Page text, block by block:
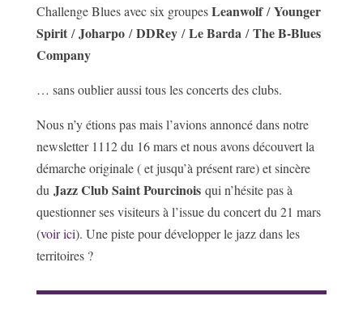
Challenge Blues avec six groupesLeanwolf/Younger
Spirit/Joharpo /DDRey /Le Barda /The B-Blues
Company
… sans oublier aussi tous les concerts des clubs.
Nous n’y étions pas mais l’avions annoncé dans notre
newsletter 1112 du 16 mars et nous avons découvert la
démarche originale ( et jusqu’à présent rare) et sincère
duJazz Club Saint Pourcinoisqui n’hésite pas à
questionner ses visiteurs à l’issue du concert du 21 mars
(voir ici). Une piste pour développer le jazz dans les
territoires ?